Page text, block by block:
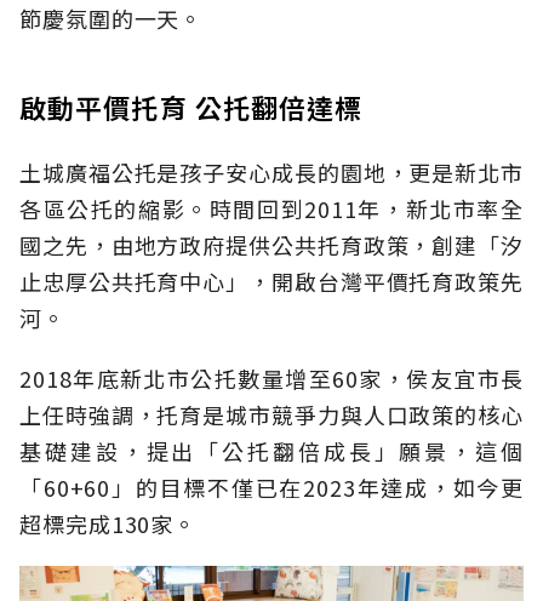
節慶氛圍的一天。
啟動平價托育 公托翻倍達標
土城廣福公托是孩子安心成長的園地，更是新北市
各區公托的縮影。時間回到2011年，新北市率全
國之先，由地方政府提供公共托育政策，創建「汐
止忠厚公共托育中心」，開啟台灣平價托育政策先
河。
2018年底新北市公托數量增至60家，侯友宜市長
上任時強調，托育是城市競爭力與人口政策的核心
基礎建設，提出「公托翻倍成長」願景，這個
「60+60」的目標不僅已在2023年達成，如今更
超標完成130家。